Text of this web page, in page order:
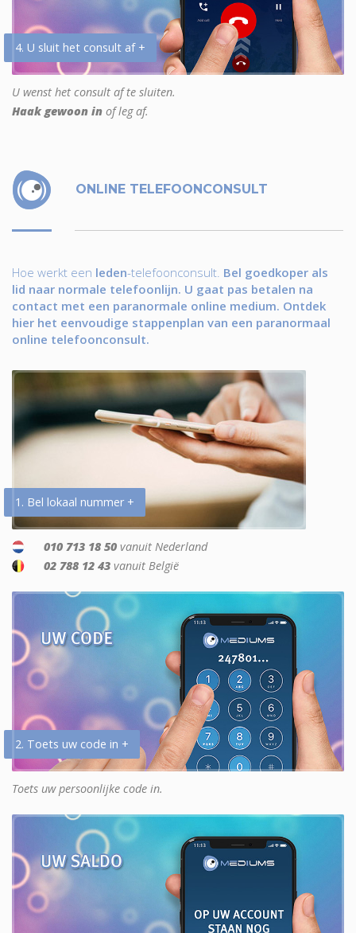
4. U sluit het consult af +
U wenst het consult af te sluiten.
Haak gewoon in of leg af.
ONLINE TELEFOONCONSULT
Hoe werkt een leden-telefoonconsult. Bel goedkoper als
lid naar normale telefoonlijn. U gaat pas betalen na
contact met een paranormale online medium. Ontdek
hier het eenvoudige stappenplan van een paranormaal
online telefoonconsult.
1. Bel lokaal nummer +
010 713 18 50 vanuit Nederland
02 788 12 43 vanuit België
2. Toets uw code in +
Toets uw persoonlijke code in.